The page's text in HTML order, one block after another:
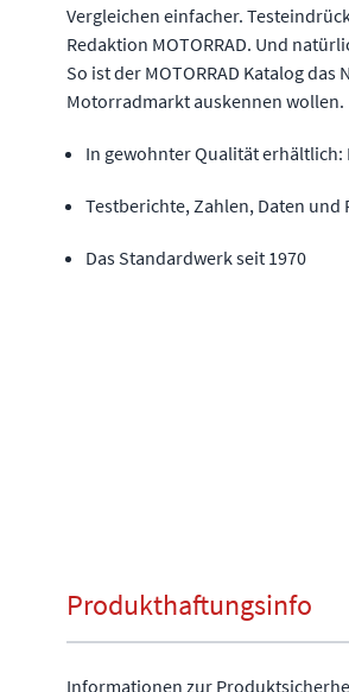
Vergleichen einfacher.
Redaktion MOTORRAD. Und
So ist der MOTORRAD Katalog
Motorradmarkt auskennen wollen.
In gewohnter Qualität erhältlich:
Testberichte, Zahlen, Daten und
Das Standardwerk seit 1970
Produkthaftungsinfo
Informationen zur